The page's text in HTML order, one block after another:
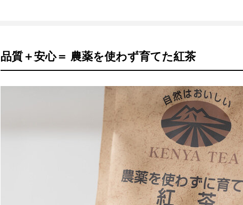
品質＋安心＝ 農薬を使わず育てた紅茶